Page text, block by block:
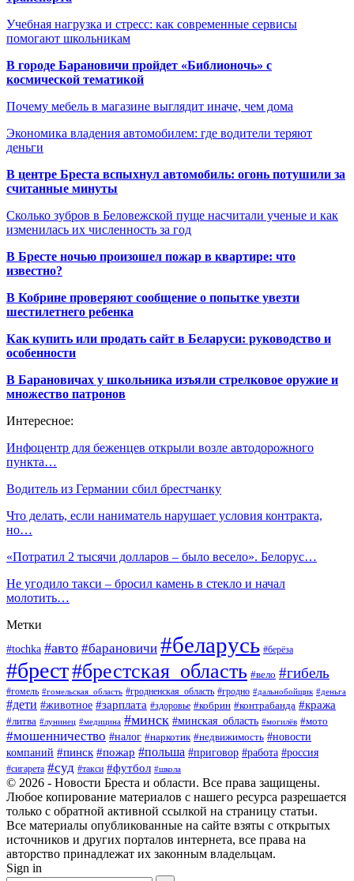
Учебная нагрузка и стресс: как современные сервисы
помогают школьникам
В городе Барановичи пройдет «Библионочь» с
космической тематикой
Почему мебель в магазине выглядит иначе, чем дома
Экономика владения автомобилем: где водители теряют
деньги
В центре Бреста вспыхнул автомобиль: огонь потушили за
считанные минуты
Сколько зубров в Беловежской пуще насчитали ученые и как
изменилась их численность за год
В Бресте ночью произошел пожар в квартире: что
известно?
В Кобрине проверяют сообщение о попытке увезти
шестилетнего ребенка
Как купить или продать сайт в Беларуси: руководство и
особенности
В Барановичах у школьника изъяли стрелковое оружие и
множество патронов
Интересное:
Инфоцентр для беженцев открыли возле автодорожного
пункта…
Водитель из Германии сбил брестчанку
Что делать, если наниматель нарушает условия контракта,
но…
«Потратил 2 тысячи долларов – было весело». Белорус…
Не угодило такси – бросил камень в стекло и начал
молотить…
Метки
#tochka #авто #барановичи #беларусь #берёза
#брест#брестская_область #вело #гибель
#гомель #гомельская_область #гродненская_область #гродно #дальнобойщик #деньга
#дети #животное #зарплата #здоровье #кобрин #контрабанда #кража
#литва #лунинец #медицина #минск #минская_область #могилёв #мото
#мошенничество #налог #наркотик #недвижимость #новости
компаний #пинск #пожар #польша #приговор #работа #россия
#сигарета #суд #такси #футбол #школа
© 2026 - Новости Бреста и области. Все права защищены.
Любое копирование материалов с нашего ресурса разрешается
только с обратной активной ссылкой на страницу статьи.
Все материалы опубликованные на сайте взяты с открытых
источников и других порталов интернета, все права на
авторство принадлежат их законным владельцам.
Sign in